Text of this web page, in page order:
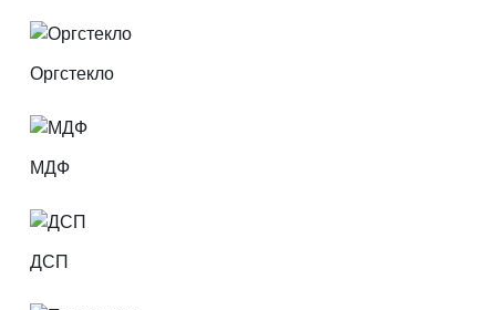
Оргстекло
МДФ
ДСП